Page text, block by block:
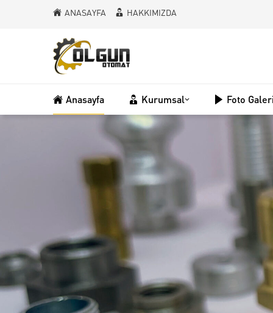
ANASAYFA HAKKIMIZDA
Anasayfa Kurumsal Foto Galeri